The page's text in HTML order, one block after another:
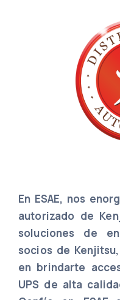
En ESAE, nos
autorizado de
soluciones de
socios de
en brindarte
UPS de alta